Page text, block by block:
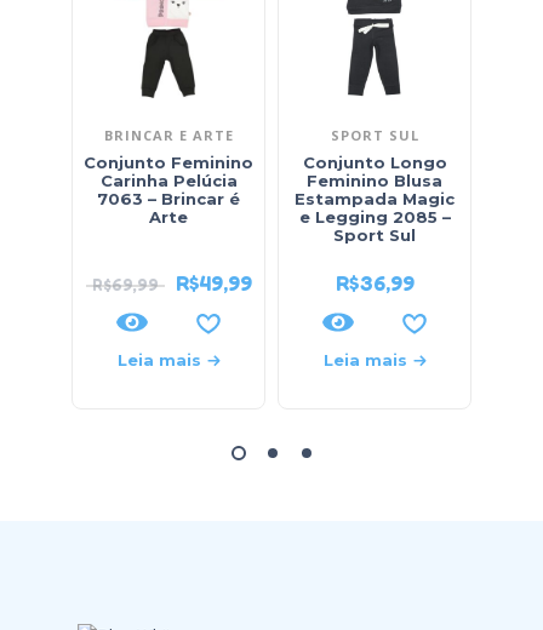
BRINCAR E ARTE
Conjunto Feminino
Carinha Pelúcia
7063 – Brincar é
Arte
R$69,99 R$49,99
Leia mais
SPORT SUL
Conjunto Longo
Feminino Blusa
Estampada Magic
e Legging 2085 –
Sport Sul
R$36,99
Leia mais